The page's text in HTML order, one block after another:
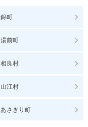
錦町
湯前町
相良村
山江村
あさぎり町